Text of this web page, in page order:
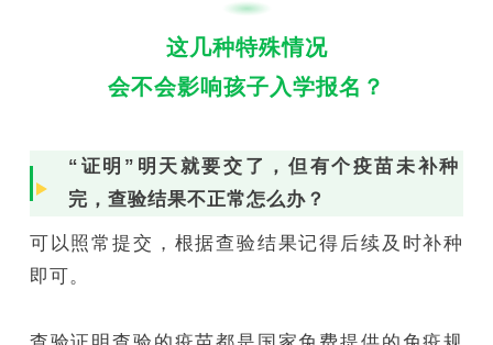
这几种特殊情况
会不会影响孩子入学报名？
“证明”明天就要交了，但有个疫苗未补种
完，查验结果不正常怎么办？
可以照常提交，根据查验结果记得后续及时补种
即可。